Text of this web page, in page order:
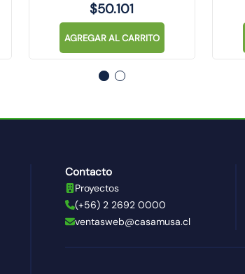
$50.101
AGREGAR AL CARRITO
Contacto
Proyectos
(+56) 2 2692 0000
ventasweb@casamusa.cl